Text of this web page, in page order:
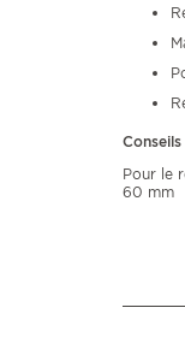
Conseils
Pour le
60 mm